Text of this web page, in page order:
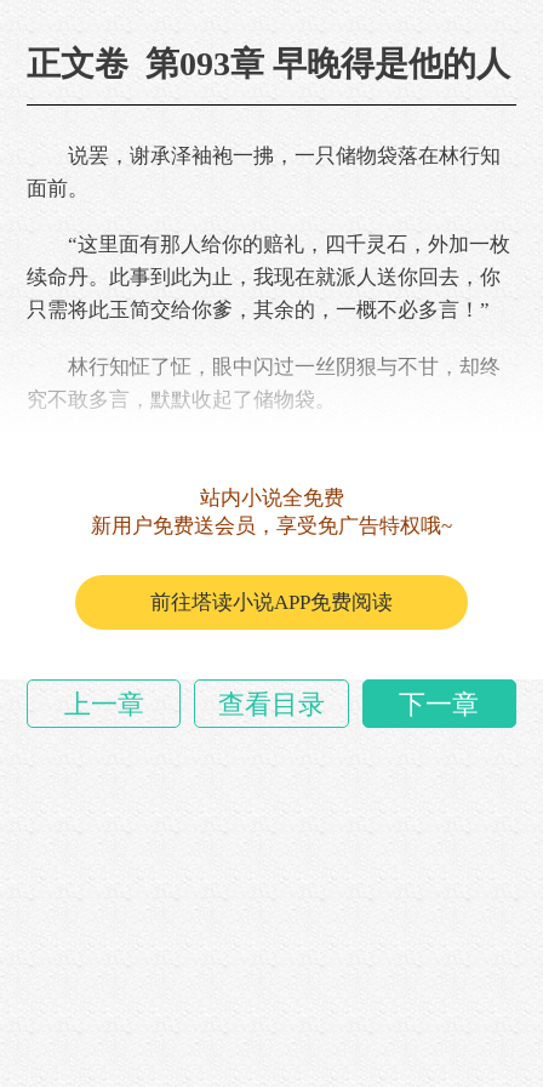
正文卷 第093章 早晚得是他的人
说罢，谢承泽袖袍一拂，一只储物袋落在林行知
面前。
“这里面有那人给你的赔礼，四千灵石，外加一枚
续命丹。此事到此为止，我现在就派人送你回去，你
只需将此玉简交给你爹，其余的，一概不必多言！”
林行知怔了怔，眼中闪过一丝阴狠与不甘，却终
究不敢多言，默默收起了储物袋。
站内小说全免费
新用户免费送会员，享受免广告特权哦~
前往塔读小说APP免费阅读
上一章 查看目录 下一章